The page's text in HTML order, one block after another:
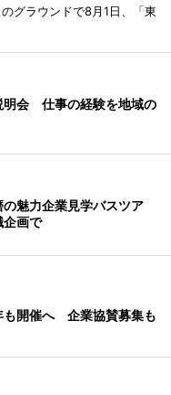
グラウンドで8月1日、「東
明会 仕事の経験を地域の
魅力企業見学バスツア
画で
も開催へ 企業協賛募集も